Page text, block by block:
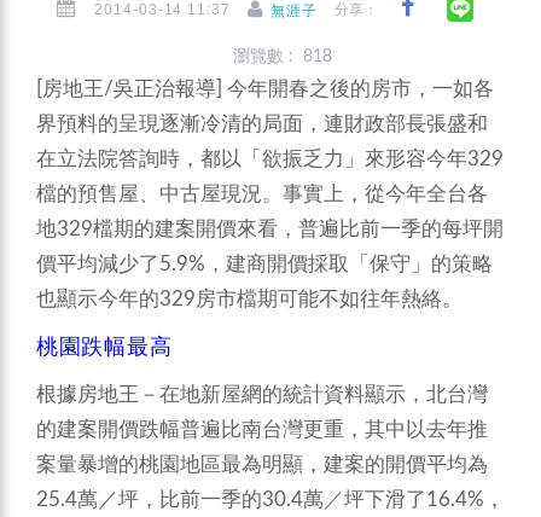
2014-03-14 11:37 無涯子 分享：
瀏覽數 : 818
[房地王/吳正治報導] 今年開春之後的房市，一如各
界預料的呈現逐漸冷清的局面，連財政部長張盛和
在立法院答詢時，都以「欲振乏力」來形容今年329
檔的預售屋、中古屋現況。事實上，從今年全台各
地329檔期的建案開價來看，普遍比前一季的每坪開
價平均減少了5.9%，建商開價採取「保守」的策略
也顯示今年的329房市檔期可能不如往年熱絡。
桃園跌幅最高
根據房地王－在地新屋網的統計資料顯示，北台灣
的建案開價跌幅普遍比南台灣更重，其中以去年推
案量暴增的桃園地區最為明顯，建案的開價平均為
25.4萬／坪，比前一季的30.4萬／坪下滑了16.4%，